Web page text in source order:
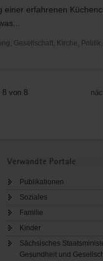
einer erfahrenen
Gesellschaft, Kirche,
8 von 8
Verwandte Portale
Publikationen
Soziales
Familie
Kinder
Sächsisches
Gesundheit und